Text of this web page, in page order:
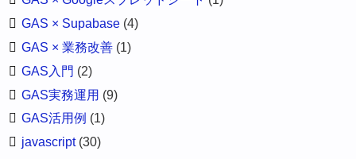
GAS × Supabase (4)
GAS × 業務改善 (1)
GAS入門 (2)
GAS実務運用 (9)
GAS活用例 (1)
javascript(30)